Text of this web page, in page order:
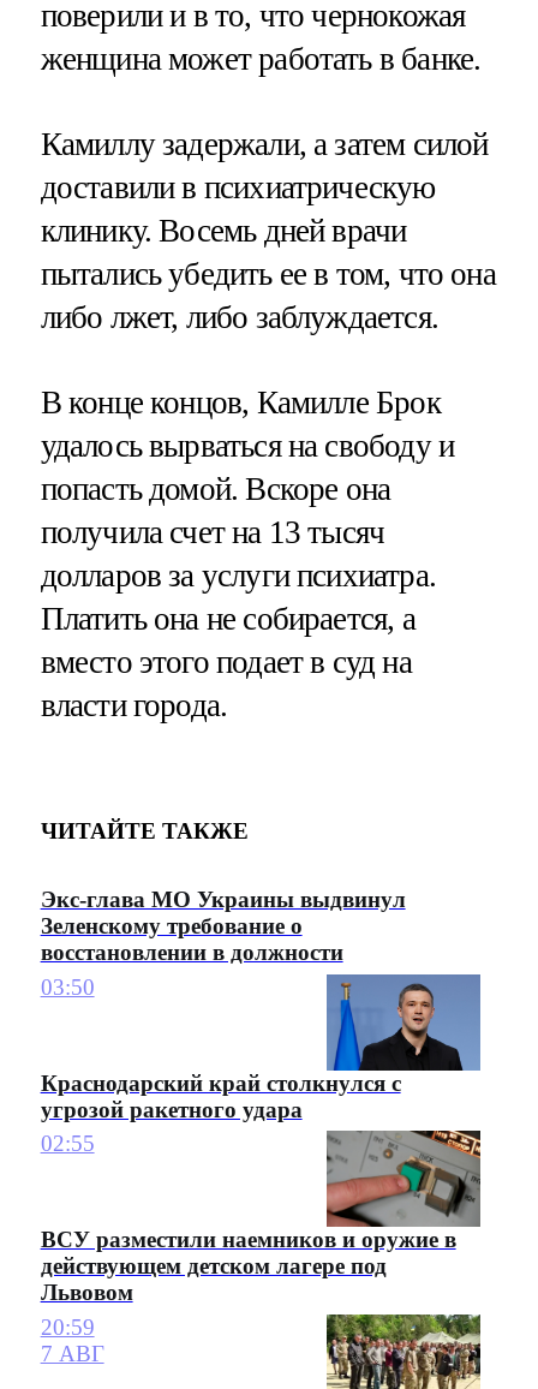
поверили и в то, что чернокожая
женщина может работать в банке.
Камиллу задержали, а затем силой
доставили в психиатрическую
клинику. Восемь дней врачи
пытались убедить ее в том, что она
либо лжет, либо заблуждается.
В конце концов, Камилле Брок
удалось вырваться на свободу и
попасть домой. Вскоре она
получила счет на 13 тысяч
долларов за услуги психиатра.
Платить она не собирается, а
вместо этого подает в суд на
власти города.
ЧИТАЙТЕ ТАКЖЕ
Экс-глава МО Украины выдвинул
Зеленскому требование о
восстановлении в должности
03:50
Краснодарский край столкнулся с
угрозой ракетного удара
02:55
ВСУ разместили наемников и оружие в
действующем детском лагере под
Львовом
20:59
7 АВГ